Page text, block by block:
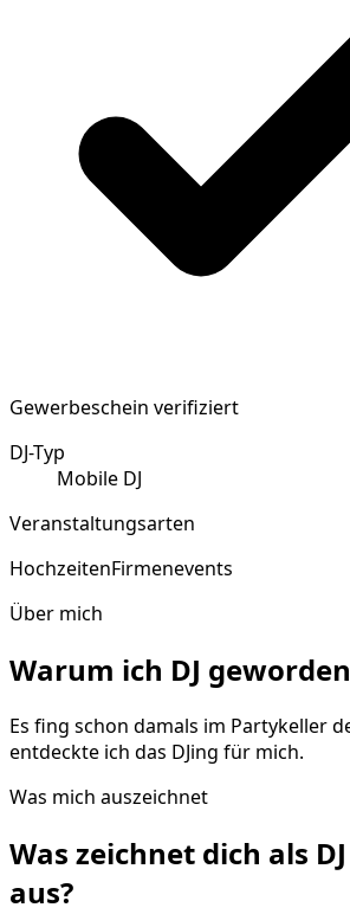
Gewerbeschein verifiziert
DJ-Typ
Mobile DJ
Veranstaltungsarten
HochzeitenFirmenevents
Über mich
Warum ich DJ
Es fing schon damals im Partykeller
entdeckte ich das DJing für mich.
Was mich auszeichnet
Was zeichnet dich als DJ
aus?